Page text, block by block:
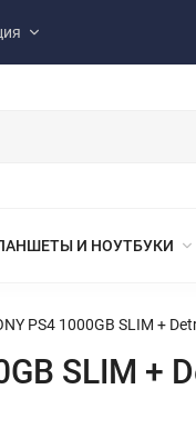
И НОУТБУКИ
PS4 1000GB SLIM +
SLIM +